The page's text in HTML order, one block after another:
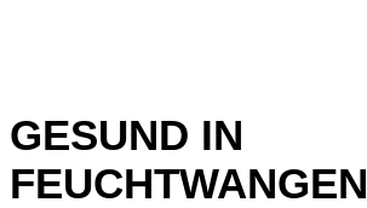
GESUND IN
FEUCHTWANGEN